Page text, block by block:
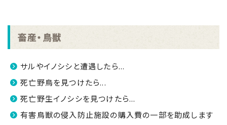
畜産・鳥獣
サルやイノシシと遭遇したら...
死亡野鳥を見つけたら...
死亡野生イノシシを見つけたら...
有害鳥獣の侵入防止施設の購入費の一部を助成します